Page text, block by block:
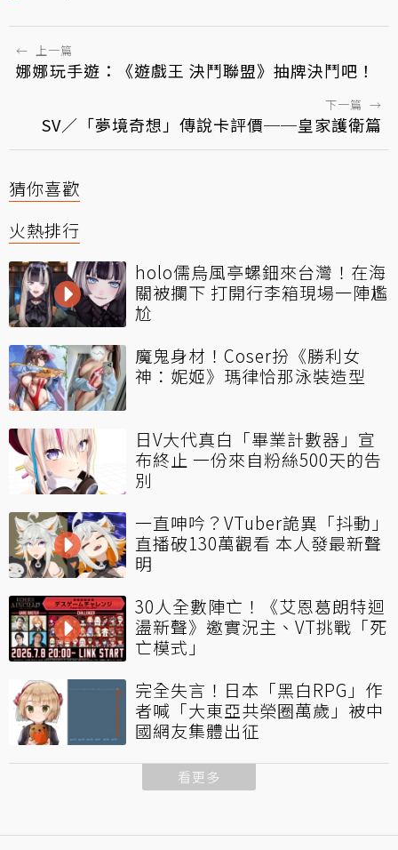
← 上一篇
娜娜玩手遊：《遊戲王 決鬥聯盟》抽牌決鬥吧！
下一篇 →
SV／「夢境奇想」傳說卡評價──皇家護衛篇
猜你喜歡
火熱排行
holo儒烏風亭螺鈿來台灣！在海
關被攔下 打開行李箱現場一陣尷
尬
魔鬼身材！Coser扮《勝利女
神：妮姬》瑪律恰那泳裝造型
日V大代真白「畢業計數器」宣
布終止 一份來自粉絲500天的告
別
一直呻吟？VTuber詭異「抖動」
直播破130萬觀看 本人發最新聲
明
30人全數陣亡！《艾恩葛朗特迴
盪新聲》邀實況主、VT挑戰「死
亡模式」
完全失言！日本「黑白RPG」作
者喊「大東亞共榮圈萬歲」被中
國網友集體出征
看更多